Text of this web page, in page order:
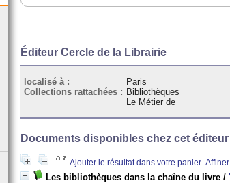
Éditeur Cercle de la Librairie
localisé à :
Paris
Collections rattachées : Bibliothèques
Le Métier de
Documents disponibles chez cet éditeur
Ajouter le résultat dans votre panier
Les bibliothèques dans la chaîne du livre /